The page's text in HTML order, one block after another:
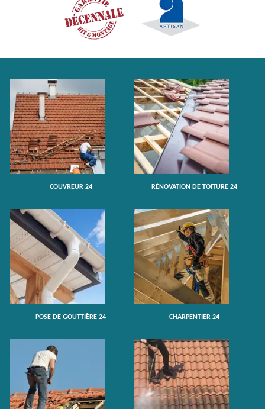
COUVREUR 24 RÉNOVATION DE TOITURE 24
POSE DE GOUTTIÈRE 24 CHARPENTIER 24